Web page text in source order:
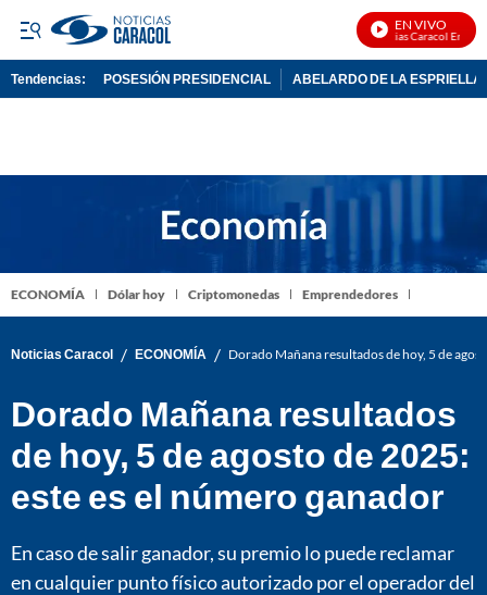
EN VIVO
Noticias Caracol En Vivo
Tendencias: POSESIÓN PRESIDENCIAL ABELARDO DE LA ESPRIELLA
ECONOMÍA Dólar hoy Criptomonedas Emprendedores
Noticias Caracol / ECONOMÍA / Dorado Mañana resultados de hoy, 5 de
Dorado Mañana resultados
de hoy, 5 de agosto de 2025:
este es el número ganador
En caso de salir ganador, su premio lo puede reclamar
en cualquier punto físico autorizado por el operador del